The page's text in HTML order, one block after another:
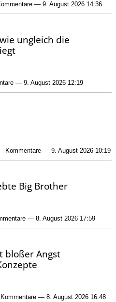
— 9. August 2026 14:36
ungleich die
— 9. August 2026 12:19
Kommentare — 9. August 2026 10:19
Big Brother
— 8. August 2026 17:59
bloßer Angst
Kommentare — 8. August 2026 16:48